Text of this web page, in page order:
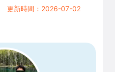
更新時間：2026-07-02